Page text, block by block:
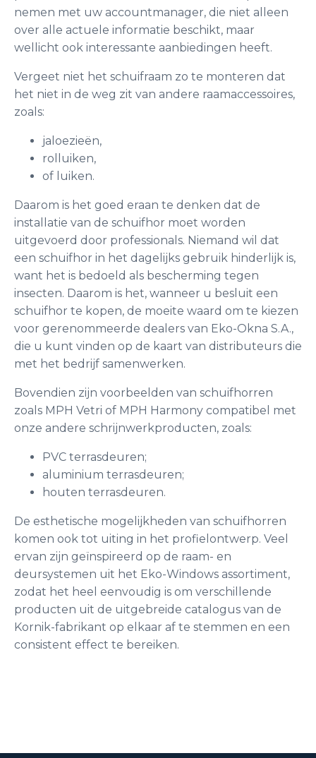
nemen met uw accountmanager, die niet alleen
over alle actuele informatie beschikt, maar
wellicht ook interessante aanbiedingen heeft.
Vergeet niet het schuifraam zo te monteren dat
het niet in de weg zit van andere raamaccessoires,
zoals:
jaloezieën,
rolluiken,
of luiken.
Daarom is het goed eraan te denken dat de
installatie van de schuifhor moet worden
uitgevoerd door professionals. Niemand wil dat
een schuifhor in het dagelijks gebruik hinderlijk is,
want het is bedoeld als bescherming tegen
insecten. Daarom is het, wanneer u besluit een
schuifhor te kopen, de moeite waard om te kiezen
voor gerenommeerde dealers van Eko-Okna S.A.,
die u kunt vinden op de kaart van distributeurs die
met het bedrijf samenwerken.
Bovendien zijn voorbeelden van schuifhorren
zoals MPH Vetri of MPH Harmony compatibel met
onze andere schrijnwerkproducten, zoals:
PVC terrasdeuren;
aluminium terrasdeuren;
houten terrasdeuren.
De esthetische mogelijkheden van schuifhorren
komen ook tot uiting in het profielontwerp. Veel
ervan zijn geïnspireerd op de raam- en
deursystemen uit het Eko-Windows assortiment,
zodat het heel eenvoudig is om verschillende
producten uit de uitgebreide catalogus van de
Kornik-fabrikant op elkaar af te stemmen en een
consistent effect te bereiken.